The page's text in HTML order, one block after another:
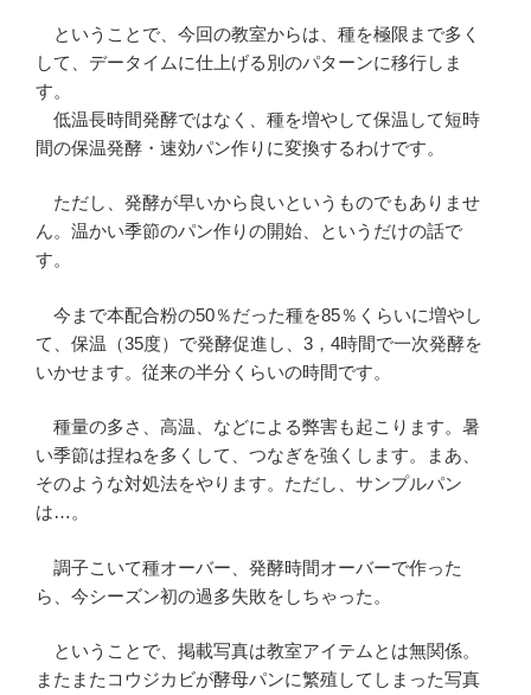
ということで、今回の教室からは、種を極限まで多く
して、データイムに仕上げる別のパターンに移行しま
す。
低温長時間発酵ではなく、種を増やして保温して短時
間の保温発酵・速効パン作りに変換するわけです。
ただし、発酵が早いから良いというものでもありませ
ん。温かい季節のパン作りの開始、というだけの話で
す。
今まで本配合粉の50％だった種を85％くらいに増やし
て、保温（35度）で発酵促進し、3，4時間で一次発酵を
いかせます。従来の半分くらいの時間です。
種量の多さ、高温、などによる弊害も起こります。暑
い季節は捏ねを多くして、つなぎを強くします。まあ、
そのような対処法をやります。ただし、サンプルパン
は…。
調子こいて種オーバー、発酵時間オーバーで作った
ら、今シーズン初の過多失敗をしちゃった。
ということで、掲載写真は教室アイテムとは無関係。
またまたコウジカビが酵母パンに繁殖してしまった写真